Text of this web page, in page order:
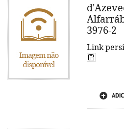
3976-2
Link